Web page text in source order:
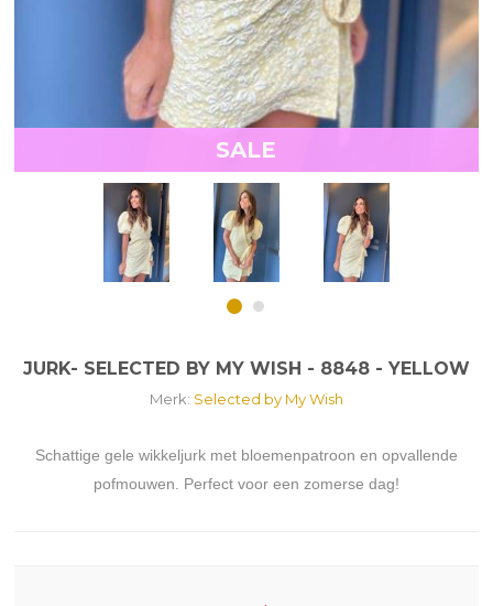
SALE
JURK- SELECTED BY MY WISH - 8848 - YELLOW
Merk: Selected by My Wish
Schattige gele wikkeljurk met bloemenpatroon en opvallende
pofmouwen. Perfect voor een zomerse dag!